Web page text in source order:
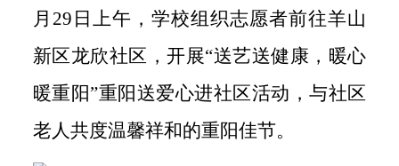
月29日上午，学校组织志愿者前往羊山
新区龙欣社区，开展“送艺送健康，暖心
暖重阳”重阳送爱心进社区活动，与社区
老人共度温馨祥和的重阳佳节。